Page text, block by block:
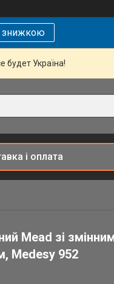
знижкою
будет Україна!
і оплата
Mead зі
Medesy 952